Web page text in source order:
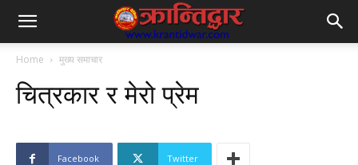
Home मुख्य समाचार
चित्रकार र मेरो प्रेम
Facebook Twitter